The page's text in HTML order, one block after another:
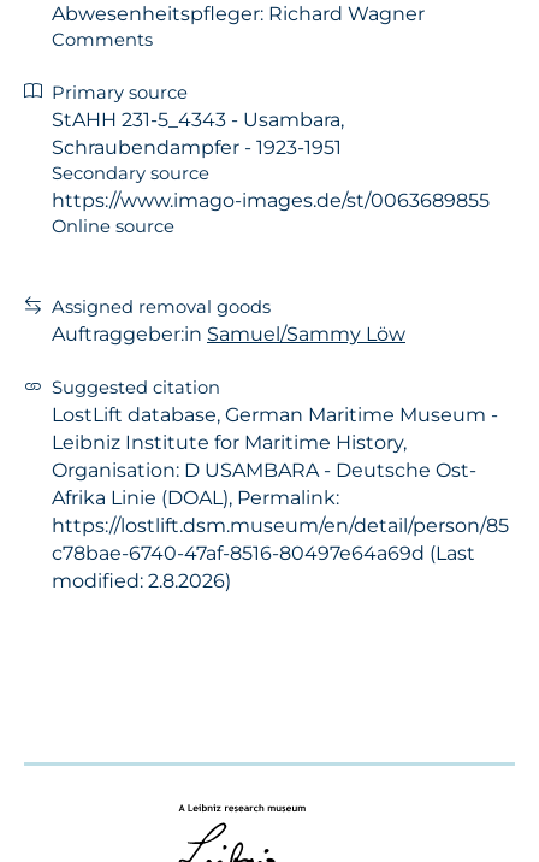
Abwesenheitspfleger: Richard Wagner
Comments
Primary source
StAHH 231-5_4343 - Usambara,
Schraubendampfer - 1923-1951
Secondary source
https://www.imago-images.de/st/0063689855
Online source
Assigned removal goods
Auftraggeber:in Samuel/Sammy Löw
Suggested citation
LostLift database, German Maritime Museum -
Leibniz Institute for Maritime History,
Organisation: D USAMBARA - Deutsche Ost-
Afrika Linie (DOAL), Permalink:
https://lostlift.dsm.museum/en/detail/person/85
c78bae-6740-47af-8516-80497e64a69d (Last
modified: 2.8.2026)